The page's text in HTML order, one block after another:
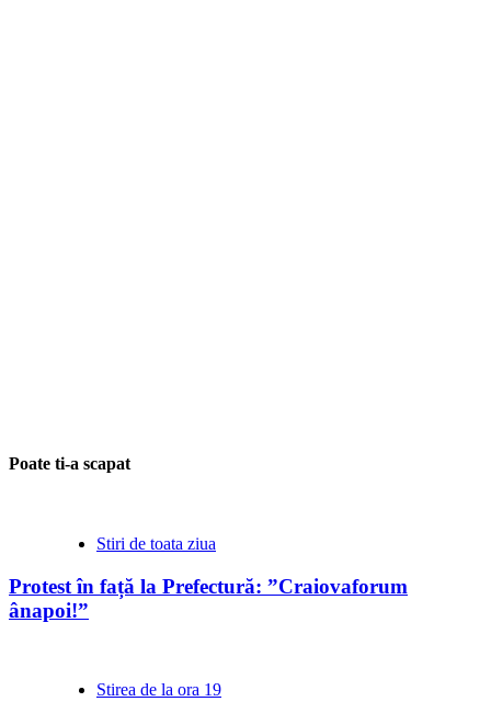
Poate ti-a scapat
Stiri de toata ziua
Protest în față la Prefectură: ”Craiovaforum
ânapoi!”
Stirea de la ora 19